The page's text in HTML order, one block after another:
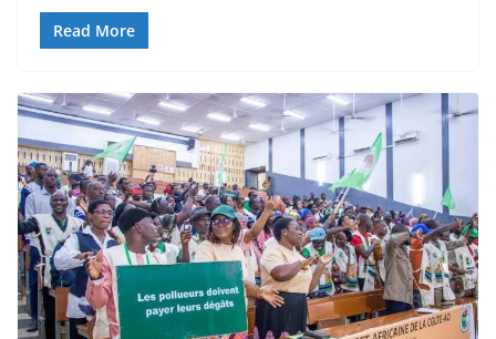
Read More